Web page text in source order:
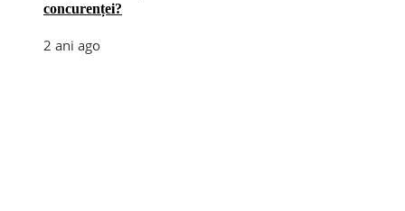
concurenței?
2 ani ago